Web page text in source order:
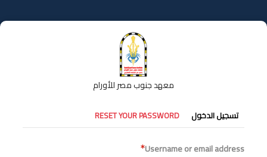
إلى
المحتوى
معهد جنوب مصر للأورام
التبويبات
الأساسية
تسجيل الدخول RESET YOUR PASSWORD
Username or email address